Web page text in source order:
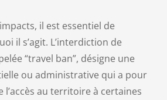
il est essentiel de
il s’agit. L’interdiction de
“travel ban”, désigne une
ou administrative qui a pour
au territoire à certaines